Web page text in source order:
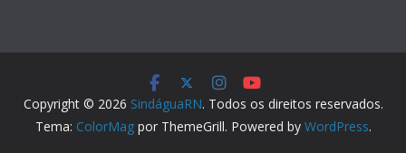
Copyright © 2026 SindáguaRN. Todos os direitos reservados.
Tema: ColorMagpor ThemeGrill. Powered by WordPress.